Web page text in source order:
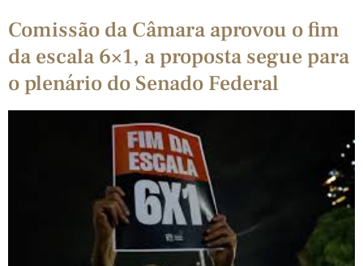
Comissão da Câmara aprovou o fim
da escala 6×1, a proposta segue para
o plenário do Senado Federal